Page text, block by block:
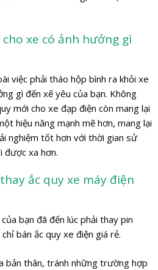
xe có ảnh hưởng gì
việc phải tháo hộp bình ra khỏi xe
gì đến xế yêu của bạn. Không
mới cho xe đạp điện còn mang lại
hiệu năng mạnh mẽ hơn, mang lại
nghiệm tốt hơn với thời gian sử
được xa hơn.
ắc quy xe máy điện
của bạn đã đến lúc phải thay pin
bán ắc quy xe điện giá rẻ.
bản thân, tránh những trường hợp